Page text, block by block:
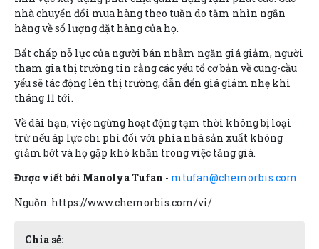
nhà chuyển đổi mua hàng theo tuần do tầm nhìn ngắn
hàng về số lượng đặt hàng của họ.
Bất chấp nỗ lực của người bán nhằm ngăn giá giảm, người
tham gia thị trường tin rằng các yếu tố cơ bản về cung-cầu
yếu sẽ tác động lên thị trường, dẫn đến giá giảm nhẹ khi
tháng 11 tới.
Về dài hạn, việc ngừng hoạt động tạm thời không bị loại
trừ nếu áp lực chi phí đối với phía nhà sản xuất không
giảm bớt và họ gặp khó khăn trong việc tăng giá.
Được viết bởi Manolya Tufan - mtufan@chemorbis.com
Nguồn: https://www.chemorbis.com/vi/
Chia sẻ: